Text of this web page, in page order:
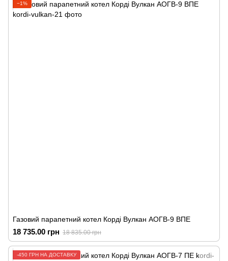
−1%
Газовий парапетний котел Корді Вулкан АОГВ-9 ВПЕ
18 735.00 грн 18 835.00 грн
-450 ГРН НА ДОСТАВКУ